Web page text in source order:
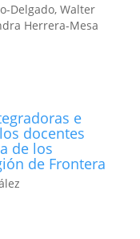
Delgado, Walter
Herrera-Mesa
e
docentes
de los
de Frontera